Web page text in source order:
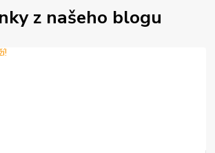
z našeho blogu